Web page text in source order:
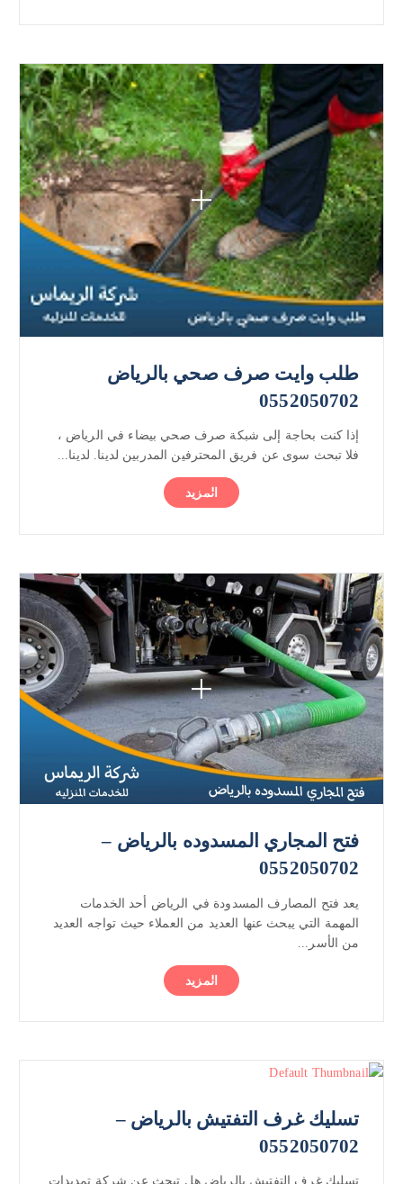
طلب وايت صرف صحي بالرياض
0552050702
إذا كنت بحاجة إلى شبكة صرف صحي بيضاء في الرياض ،
فلا تبحث سوى عن فريق المحترفين المدربين لدينا. لدينا...
المزيد
فتح المجاري المسدوده بالرياض –
0552050702
يعد فتح المصارف المسدودة في الرياض أحد الخدمات
المهمة التي يبحث عنها العديد من العملاء حيث تواجه العديد
من الأسر...
المزيد
تسليك غرف التفتيش بالرياض –
0552050702
تسليك غرف التفتيش بالرياض هل تبحث عن شركة تمديدات